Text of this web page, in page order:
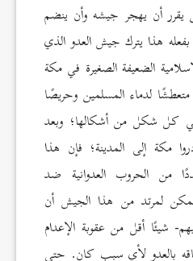
أن يهجر جيشه وأن ينضم
هذا يترك جيش العدو الذي
الضعيفة الصغيرة في مكة
متعطشًا لدماء المسلمين وحريصًا
كل شكل من أشكالها؛ وبعد
مكة إلى المدينة؛ فإن هذا
الحروب العدوانية ضد
لمرتد من هذا الجيش أن
شيئًا أقل من عقوبة الإعدام
بالعدو لأي سبب كان. حتى